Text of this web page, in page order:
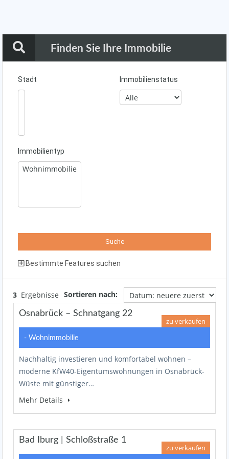
Finden Sie Ihre Immobilie
Stadt Immobilienstatus
Immobilientyp
Bestimmte Features suchen
3 Ergebnisse Sortieren nach:
Osnabrück – Schnatgang 22
zu verkaufen
- Wohnimmobilie
Nachhaltig investieren und komfortabel wohnen –
moderne KfW40-Eigentumswohnungen in Osnabrück-
Wüste mit günstiger…
Mehr Details
Bad Iburg | Schloßstraße 1
zu verkaufen